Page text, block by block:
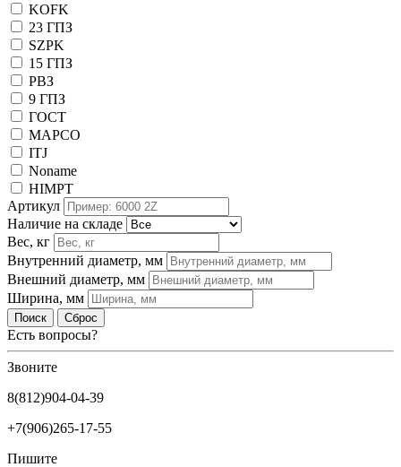
KOFK
23 ГПЗ
SZPK
15 ГПЗ
РВЗ
9 ГПЗ
ГОСТ
MAPCO
ITJ
Noname
HIMPT
Артикул
Наличие на складе
Вес, кг
Внутренний диаметр, мм
Внешний диаметр, мм
Ширина, мм
Поиск Сброс
Есть вопросы?
Звоните
8(812)904-04-39
+7(906)265-17-55
Пишите